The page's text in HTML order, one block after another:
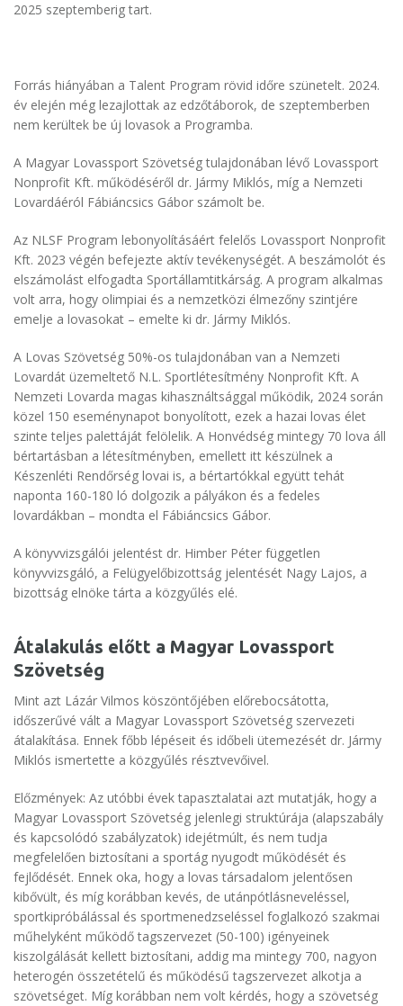
2025 szeptemberig tart.
Forrás hiányában a Talent Program rövid időre szünetelt. 2024.
év elején még lezajlottak az edzőtáborok, de szeptemberben
nem kerültek be új lovasok a Programba.
A Magyar Lovassport Szövetség tulajdonában lévő Lovassport
Nonprofit Kft. működéséről dr. Jármy Miklós, míg a Nemzeti
Lovardáéról Fábiáncsics Gábor számolt be.
Az NLSF Program lebonyolításáért felelős Lovassport Nonprofit
Kft. 2023 végén befejezte aktív tevékenységét. A beszámolót és
elszámolást elfogadta Sportállamtitkárság. A program alkalmas
volt arra, hogy olimpiai és a nemzetközi élmezőny szintjére
emelje a lovasokat – emelte ki dr. Jármy Miklós.
A Lovas Szövetség 50%-os tulajdonában van a Nemzeti
Lovardát üzemeltető N.L. Sportlétesítmény Nonprofit Kft. A
Nemzeti Lovarda magas kihasználtsággal működik, 2024 során
közel 150 eseménynapot bonyolított, ezek a hazai lovas élet
szinte teljes palettáját felölelik. A Honvédség mintegy 70 lova áll
bértartásban a létesítményben, emellett itt készülnek a
Készenléti Rendőrség lovai is, a bértartókkal együtt tehát
naponta 160-180 ló dolgozik a pályákon és a fedeles
lovardákban – mondta el Fábiáncsics Gábor.
A könyvvizsgálói jelentést dr. Himber Péter független
könyvvizsgáló, a Felügyelőbizottság jelentését Nagy Lajos, a
bizottság elnöke tárta a közgyűlés elé.
Átalakulás előtt a Magyar Lovassport
Szövetség
Mint azt Lázár Vilmos köszöntőjében előrebocsátotta,
időszerűvé vált a Magyar Lovassport Szövetség szervezeti
átalakítása. Ennek főbb lépéseit és időbeli ütemezését dr. Jármy
Miklós ismertette a közgyűlés résztvevőivel.
Előzmények: Az utóbbi évek tapasztalatai azt mutatják, hogy a
Magyar Lovassport Szövetség jelenlegi struktúrája (alapszabály
és kapcsolódó szabályzatok) idejétmúlt, és nem tudja
megfelelően biztosítani a sportág nyugodt működését és
fejlődését. Ennek oka, hogy a lovas társadalom jelentősen
kibővült, és míg korábban kevés, de utánpótlásneveléssel,
sportkipróbálással és sportmenedzseléssel foglalkozó szakmai
műhelyként működő tagszervezet (50-100) igényeinek
kiszolgálását kellett biztosítani, addig ma mintegy 700, nagyon
heterogén összetételű és működésű tagszervezet alkotja a
szövetséget. Míg korábban nem volt kérdés, hogy a szövetség